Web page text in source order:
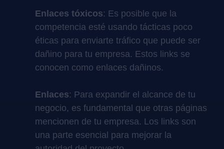
Enlaces tóxicos: Es posible que la
competencia esté usando tácticas poco
éticas para enviarte tráfico que puede ser
dañino para tu empresa. Estos links se
conocen como enlaces dañinos.
Enlaces: Para expandir el alcance de tu
negocio, es fundamental que otras páginas
mencionen de tu empresa. Los links son
una parte esencial para mejorar la